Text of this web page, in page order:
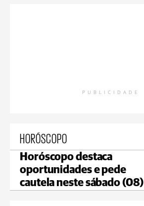
PUBLICIDADE
HORÓSCOPO
Horóscopo destaca
oportunidades e pede
cautela neste sábado (08)